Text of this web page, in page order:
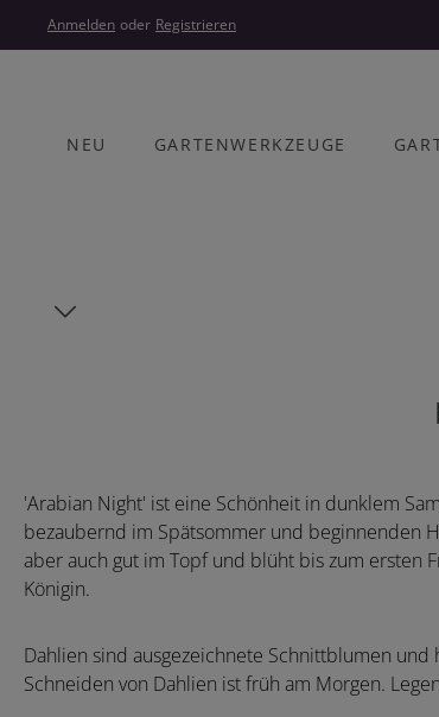
Hauptinhalt springen
Zur Hauptnavigation springen
Anmelden oder Registrieren
NEU GARTENWERKZEUGE
Bildergalerie überspringen
'Arabian Night' ist eine Schönheit in dunklem
bezaubernd im Spätsommer und beginnenden
aber auch gut im Topf und blüht bis zum ersten
Königin.
Dahlien sind ausgezeichnete Schnittblumen
Schneiden von Dahlien ist früh am Morgen.